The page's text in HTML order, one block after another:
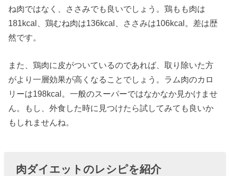
ね肉ではなく、ささみでも良いでしょう。鶏もも肉は
181kcal、鶏むね肉は136kcal、ささみは106kcal。差は歴
然です。
また、鶏肉に皮がついているのであれば、取り除いた方
がより一層効果が高くなることでしょう。ラム肉のカロ
リーは198kcal。一般のスーパーではなかなか見かけませ
ん。もし、外食した時に見つけたら試してみても良いか
もしれませんね。
肉ダイエットのレシピを紹介